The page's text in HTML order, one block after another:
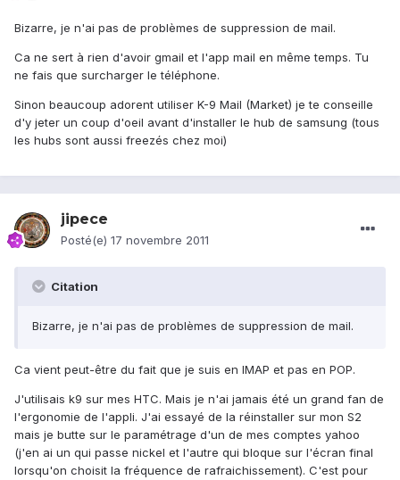
Bizarre, je n'ai pas de problèmes de suppression de mail.
Ca ne sert à rien d'avoir gmail et l'app mail en même temps. Tu
ne fais que surcharger le téléphone.
Sinon beaucoup adorent utiliser K-9 Mail (Market) je te conseille
d'y jeter un coup d'oeil avant d'installer le hub de samsung (tous
les hubs sont aussi freezés chez moi)
jipece
Posté(e) 17 novembre 2011
Citation
Bizarre, je n'ai pas de problèmes de suppression de mail.
Ca vient peut-être du fait que je suis en IMAP et pas en POP.
J'utilisais k9 sur mes HTC. Mais je n'ai jamais été un grand fan de
l'ergonomie de l'appli. J'ai essayé de la réinstaller sur mon S2
mais je butte sur le paramétrage d'un de mes comptes yahoo
(j'en ai un qui passe nickel et l'autre qui bloque sur l'écran final
lorsqu'on choisit la fréquence de rafraichissement). C'est pour